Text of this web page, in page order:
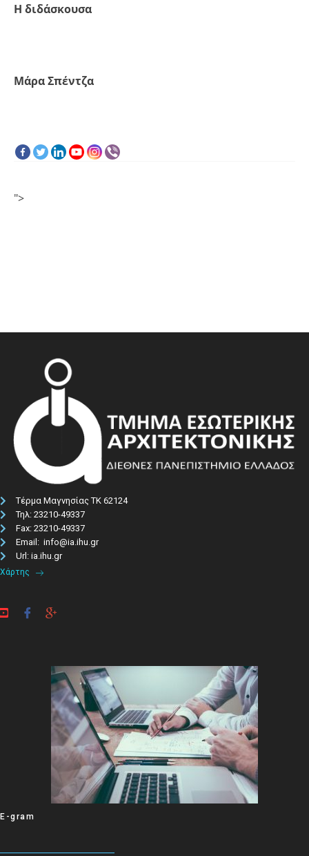
Η διδάσκουσα
Μάρα Σπέντζα
">
Τέρμα Μαγνησίας ΤΚ 62124
Τηλ: 23210-49337​
Fax: 23210-49337
Email: info@ia.ihu.gr
Url: ia.ihu.gr
Χάρτης
E-gram